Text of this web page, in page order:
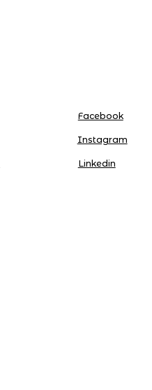
Facebook
Instagram
Linkedin